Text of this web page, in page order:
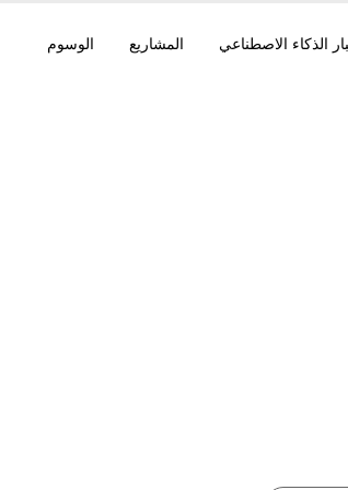
الذكاء الاصطناعي المشاريع الوسوم